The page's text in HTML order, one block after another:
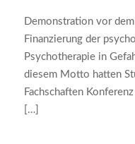
Demonstration vor
Finanzierung der
Psychotherapie in
diesem Motto hatten
Fachschaften
[…]